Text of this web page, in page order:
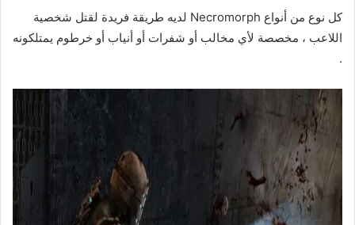
كل نوع من أنواع Necromorph لديه طريقة فريدة لقتل شخصية
اللاعب ، مخصصة لأي مخالب أو شفرات أو أنياب أو خرطوم يمتلكونه
.